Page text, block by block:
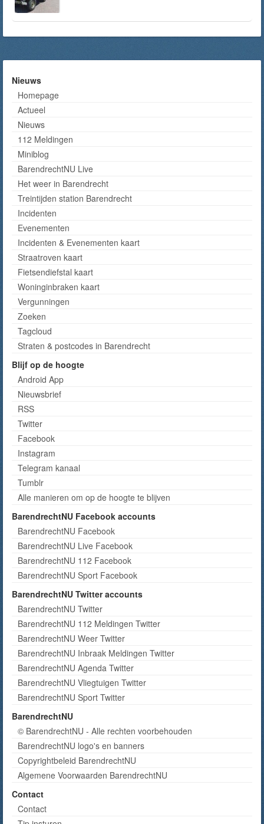
Nieuws
Homepage
Actueel
Nieuws
112 Meldingen
Miniblog
BarendrechtNU Live
Het weer in Barendrecht
Treintijden station Barendrecht
Incidenten
Evenementen
Incidenten & Evenementen kaart
Straatroven kaart
Fietsendiefstal kaart
Woninginbraken kaart
Vergunningen
Zoeken
Tagcloud
Straten & postcodes in Barendrecht
Blijf op de hoogte
Android App
Nieuwsbrief
RSS
Twitter
Facebook
Instagram
Telegram kanaal
Tumblr
Alle manieren om op de hoogte te blijven
BarendrechtNU Facebook accounts
BarendrechtNU Facebook
BarendrechtNU Live Facebook
BarendrechtNU 112 Facebook
BarendrechtNU Sport Facebook
BarendrechtNU Twitter accounts
BarendrechtNU Twitter
BarendrechtNU 112 Meldingen Twitter
BarendrechtNU Weer Twitter
BarendrechtNU Inbraak Meldingen Twitter
BarendrechtNU Agenda Twitter
BarendrechtNU Vliegtuigen Twitter
BarendrechtNU Sport Twitter
BarendrechtNU
© BarendrechtNU - Alle rechten voorbehouden
BarendrechtNU logo's en banners
Copyrightbeleid BarendrechtNU
Algemene Voorwaarden BarendrechtNU
Contact
Contact